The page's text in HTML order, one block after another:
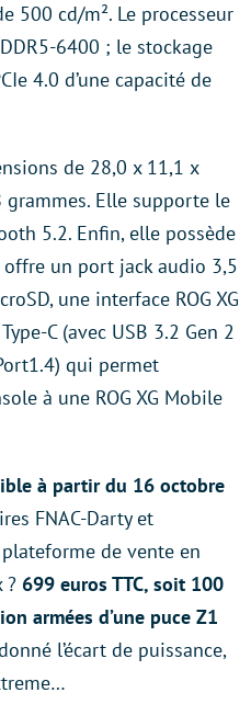
500 cd/m². Le processeur
6400 ; le stockage
4.0 d’une capacité de
de 28,0 x 11,1 x
Elle supporte le
5.2. Enfin, elle possède
un port jack audio 3,5
une interface ROG XG
C (avec USB 3.2 Gen 2
qui permet
à une ROG XG Mobile
à partir du 16 octobre
FNAC-Darty et
de vente en
? 699 euros TTC, soit 100
armées d’une puce Z1
l’écart de puissance,